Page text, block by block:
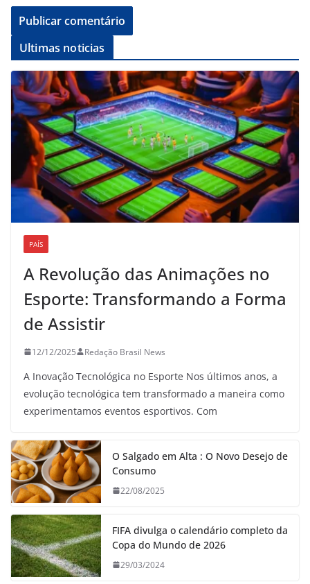
Ultimas noticias
PAÍS
A Revolução das Animações no
Esporte: Transformando a Forma
de Assistir
12/12/2025 Redação Brasil News
A Inovação Tecnológica no Esporte Nos últimos anos, a
evolução tecnológica tem transformado a maneira como
experimentamos eventos esportivos. Com
O Salgado em Alta : O Novo Desejo de
Consumo
22/08/2025
FIFA divulga o calendário completo da
Copa do Mundo de 2026
29/03/2024